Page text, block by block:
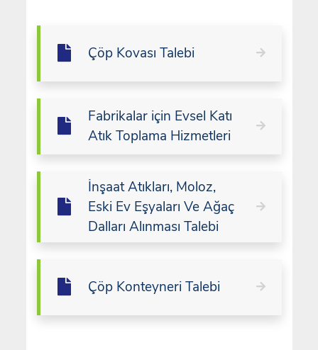
Çöp Kovası Talebi
Fabrikalar için Evsel Katı
Atık Toplama Hizmetleri
İnşaat Atıkları, Moloz,
Eski Ev Eşyaları Ve Ağaç
Dalları Alınması Talebi
Çöp Konteyneri Talebi